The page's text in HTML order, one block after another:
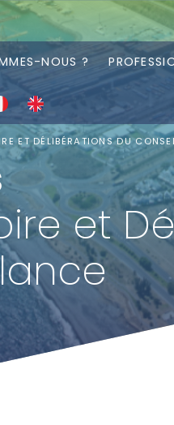
NOUS ?
ET DÉLIBÉRATIONS DU
et